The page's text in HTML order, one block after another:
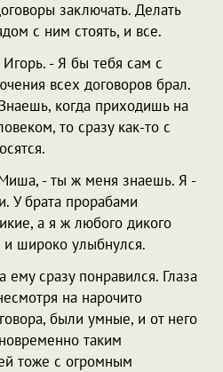
заключать. Делать
с ним стоять, и все.
Игорь. - Я бы тебя сам с
всех договоров брал.
когда приходишь на
то сразу как-то с
- ты ж меня знаешь. Я -
У брата прорабами
а я ж любого дикого
широко улыбнулся.
сразу понравился. Глаза
на нарочито
были умные, и от него
таким
тоже с огромным